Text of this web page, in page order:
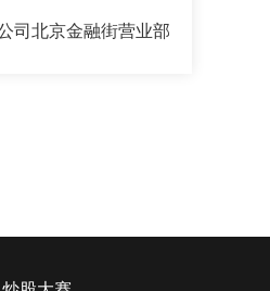
司北京金融街营业部